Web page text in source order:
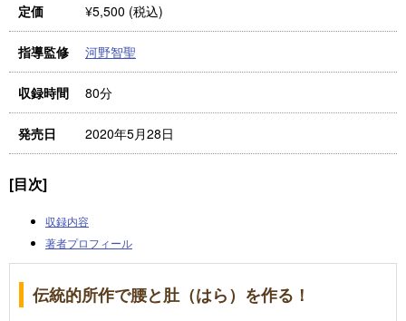
定価 ¥5,500 (税込)
指導監修 河野智聖
収録時間 80分
発売日 2020年5月28日
[目次]
収録内容
著者プロフィール
伝統的所作で腰と肚（はら）を作る！